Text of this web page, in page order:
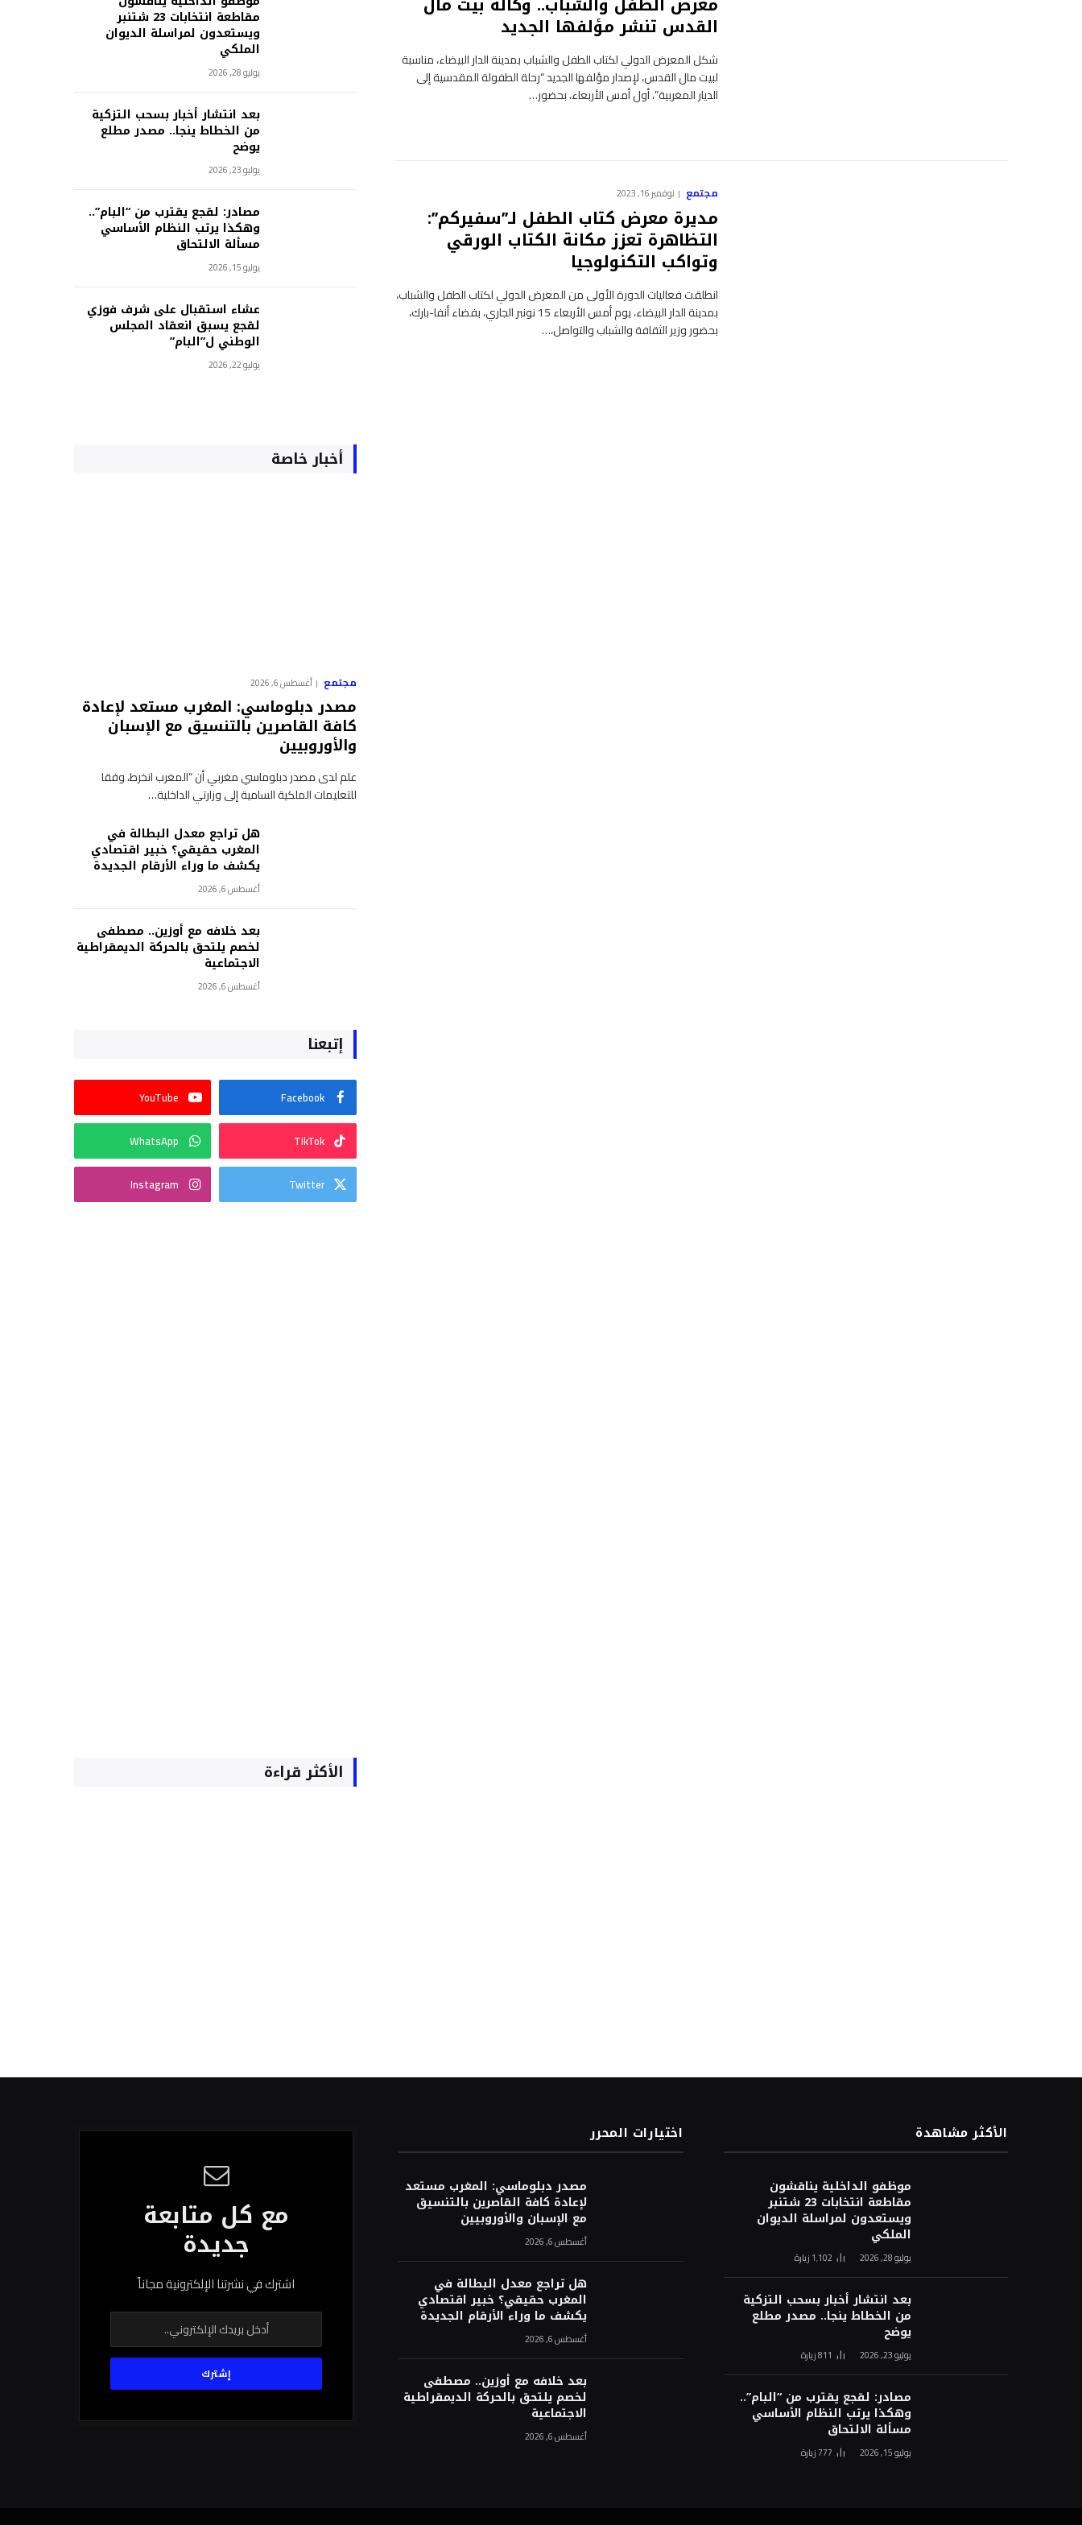
القدس تنشر مؤلفها الجديد
شكل المعرض الدولي لكتاب الطفل والشباب بمدينة الدار البيضاء، مناسبة
لبيت مال القدس، لإصدار مؤلفها الجديد “رحلة الطفولة المقدسية إلى
الديار المغربية”، أول أمس الأربعاء، بحضور…
مجتمع نوفمبر 16, 2023
مديرة معرض كتاب الطفل لـ’’سفيركم’’:
التظاهرة تعزز مكانة الكتاب الورقي
وتواكب التكنولوجيا
انطلقت فعاليات الدورة الأولى من المعرض الدولي لكتاب الطفل والشباب،
بمدينة الدار البيضاء، يوم أمس الأربعاء 15 نونبر الجاري، بفضاء أنفا-بارك،
بحضور وزير الثقافة والشباب والتواصل،…
مقاطعة انتخابات 23 شتنبر
ويستعدون لمراسلة الديوان
الملكي
يوليو 28, 2026
بعد انتشار أخبار بسحب التزكية
من الخطاط ينجا.. مصدر مطلع
يوضح
يوليو 23, 2026
مصادر: لقجع يقترب من “البام”..
وهكذا يرتب النظام الأساسي
مسألة الالتحاق
يوليو 15, 2026
عشاء استقبال على شرف فوزي
لقجع يسبق انعقاد المجلس
الوطني ل”البام”
يوليو 22, 2026
أخبار خاصة
مجتمع أغسطس 6, 2026
مصدر دبلوماسي: المغرب مستعد لإعادة
كافة القاصرين بالتنسيق مع الإسبان
والأوروبيين
علم لدى مصدر دبلوماسي مغربي أن “المغرب انخرط، وفقا
للتعليمات الملكية السامية إلى وزارتي الداخلية…
هل تراجع معدل البطالة في
المغرب حقيقي؟ خبير اقتصادي
يكشف ما وراء الأرقام الجديدة
أغسطس 6, 2026
بعد خلافه مع أوزين.. مصطفى
لخصم يلتحق بالحركة الديمقراطية
الاجتماعية
أغسطس 6, 2026
إتبعنا
Facebook
YouTube
TikTok
WhatsApp
Twitter
Instagram
الأكثر قراءة
الأكثر مشاهدة
موظفو الداخلية يناقشون
مقاطعة انتخابات 23 شتنبر
ويستعدون لمراسلة الديوان
الملكي
يوليو 28, 2026 1٬102 زيارة
بعد انتشار أخبار بسحب التزكية
من الخطاط ينجا.. مصدر مطلع
يوضح
يوليو 23, 2026 811زيارة
مصادر: لقجع يقترب من “البام”..
وهكذا يرتب النظام الأساسي
مسألة الالتحاق
يوليو 15, 2026 777زيارة
اختيارات المحرر
مصدر دبلوماسي: المغرب مستعد
لإعادة كافة القاصرين بالتنسيق
مع الإسبان والأوروبيين
أغسطس 6, 2026
هل تراجع معدل البطالة في
المغرب حقيقي؟ خبير اقتصادي
يكشف ما وراء الأرقام الجديدة
أغسطس 6, 2026
بعد خلافه مع أوزين.. مصطفى
لخصم يلتحق بالحركة الديمقراطية
الاجتماعية
أغسطس 6, 2026
مع كل متابعة
جديدة
اشترك في نشرتنا الإلكترونية مجاناً